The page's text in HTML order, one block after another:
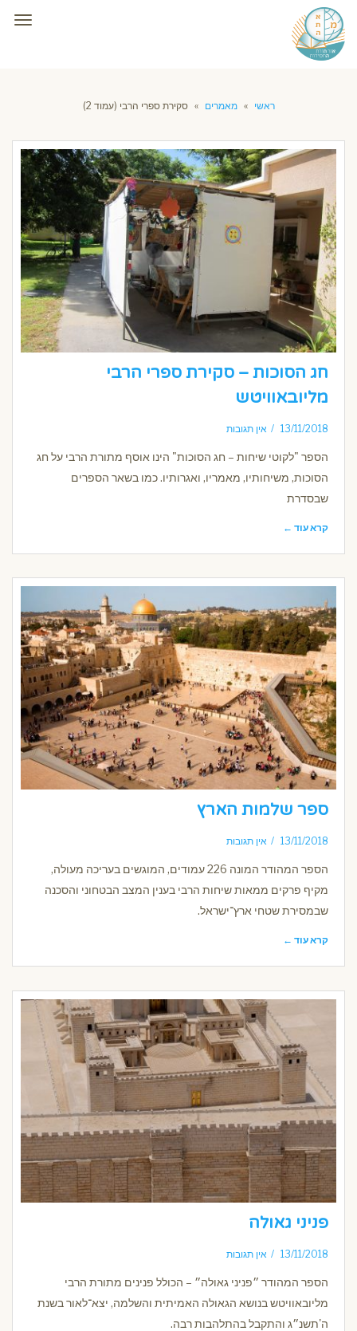
ראשי » מאמרים » סקירת ספרי הרבי (עמוד 2)
חג הסוכות – סקירת ספרי הרבי
מליובאוויטש
13/11/2018 אין תגובות
הספר "לקוטי שיחות – חג הסוכות" הינו אוסף מתורת הרבי על חג
הסוכות, משיחותיו, מאמריו, ואגרותיו. כמו בשאר הספרים
שבסדרת
קרא עוד ←
ספר שלמות הארץ
13/11/2018 אין תגובות
הספר המהודר המונה 226 עמודים, המוגשים בעריכה מעולה,
מקיף פרקים ממאות שיחות הרבי בענין המצב הבטחוני והסכנה
שבמסירת שטחי ארץ־ישראל.
קרא עוד ←
פניני גאולה
13/11/2018 אין תגובות
הספר המהודר ״פניני גאולה״ – הכולל פנינים מתורת הרבי
מליובאוויטש בנושא הגאולה האמיתית והשלמה, יצא־לאור בשנת
ה'תשנ״ג והתקבל בהתלהבות רבה.